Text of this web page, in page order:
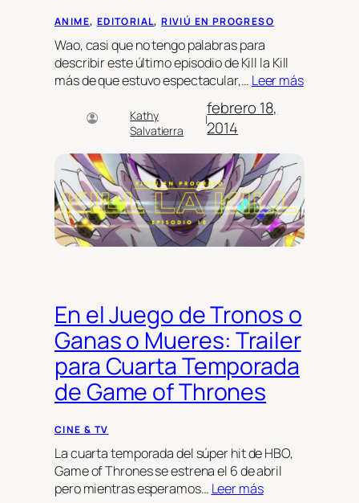
ANIME, EDITORIAL, RIVIÚ EN PROGRESO
Wao, casi que no tengo palabras para
describir este último episodio de Kill la Kill
más de que estuvo espectacular,… Leer más
Kathy
Salvatierra
|
febrero 18,
2014
En el Juego de Tronos o
Ganas o Mueres: Trailer
para Cuarta Temporada
de Game of Thrones
CINE & TV
La cuarta temporada del súper hit de HBO,
Game of Thrones se estrena el 6 de abril
pero mientras esperamos… Leer más